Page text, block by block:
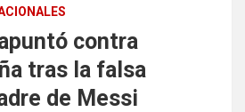
contra
tras la falsa
de Messi